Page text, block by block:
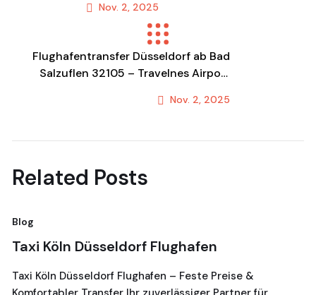
Nov. 2, 2025
Previous Post
Flughafentransfer Düsseldorf ab Bad
Salzuflen 32105 – Travelnes Airport
Nov. 2, 2025
Related Posts
Blog
Taxi Köln Düsseldorf Flughafen
Taxi Köln Düsseldorf Flughafen – Feste Preise &